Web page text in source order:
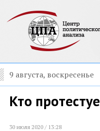
9 августа, воскресенье
Кто
30 июля 2020 / 13:28